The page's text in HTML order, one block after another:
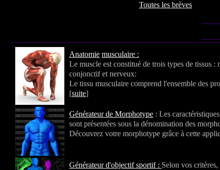
Toutes les brèves
Anatomie musculaire :
Le muscle est constitué de trois types de tissus :
conjonctif et nerveux:
Le tissu musculaire comprend l'ensemble des
[suite]
Générateur de Morphotype : Les
sont présentées sous la dénomination des
Découvrez votre morphotype grâce à cette
Générateur d'objectif sportif : Selon vos